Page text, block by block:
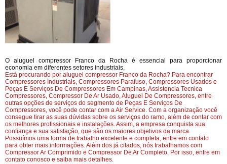
O aluguel compressor Franco da Rocha é essencial para proporcionar
economia em diferentes setores industriais,
Está procurando por aluguel compressor Franco da Rocha? Para encontrar
Compressores Industriais, Compressores Parafuso, Compressores Usados e
Peças E Serviços De Compressores Em Campinas, Assistencia Tecnica
Compressores, Compressor De Ar Usado, Aluguel De Compressores, entre
outras opções de serviços do segmento de Peças E Serviços De
Compressores, você pode contar com a Air Service. Com a organização você
consegue tirar as suas dúvidas sobre os serviços do ramo, além de contar com
os melhores profissionais e instalações. Assim, a empresa conquista sua
confiança e sua satisfação, que são os maiores objetivos da marca.
Possuímos uma forma de trabalho excelente e completa, entre em contato
para obter mais informações. Além dos já citados, nós trabalhamos com
Compressor Ar Comprimido e Compressor De Ar Completo. Por isso, entre em
contato conosco e saiba mais detalhes.